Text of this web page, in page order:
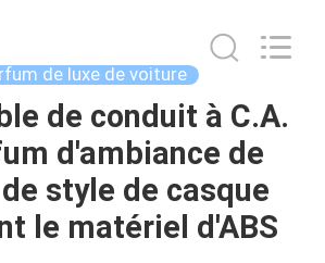
de luxe de voiture
de conduit à C.A.
d'ambiance de
style de casque
le matériel d'ABS